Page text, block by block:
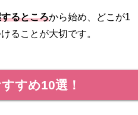
るところから始め、どこが1
ることが大切です。
すめ10選！